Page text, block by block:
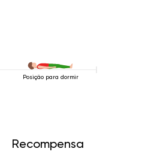
Posição para dormir
Recompensa